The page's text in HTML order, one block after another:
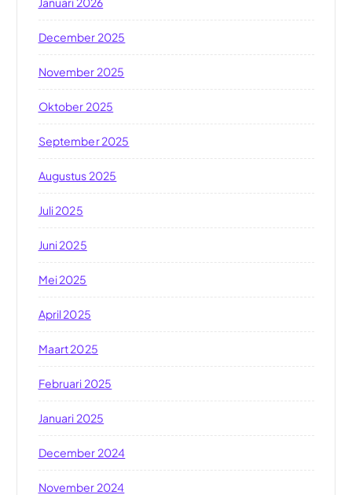
December 2025
November 2025
Oktober 2025
September 2025
Augustus 2025
Juli 2025
Juni 2025
Mei 2025
April 2025
Maart 2025
Februari 2025
Januari 2025
December 2024
November 2024